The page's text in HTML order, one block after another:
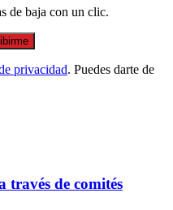
de baja con un clic.
privacidad. Puedes darte de
través de comités